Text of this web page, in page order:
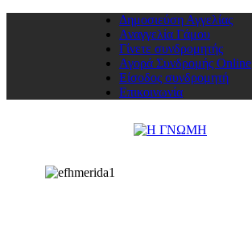
Δημοσιεύση Αγγελίας
Αναγγελία Γάμου
Γίνετε συνδρομητής
Αγορά Συνδρομής Online
Είσοδος συνδρομητή
Επικοινωνία